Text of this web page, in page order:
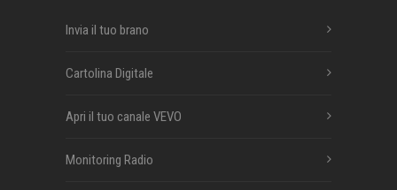
Invia il tuo brano
Cartolina Digitale
Apri il tuo canale VEVO
Monitoring Radio